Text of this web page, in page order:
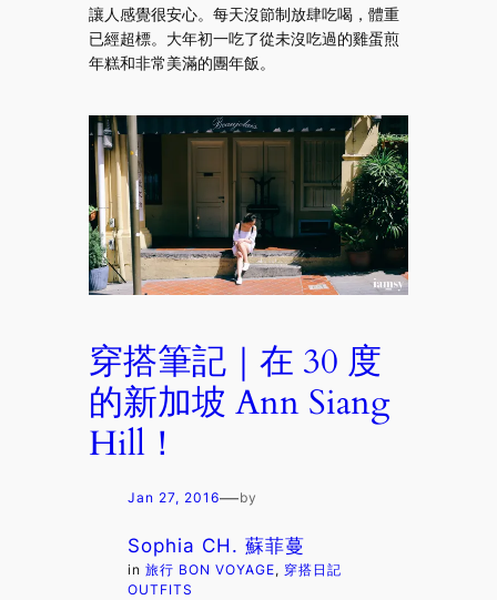
讓人感覺很安心。每天沒節制放肆吃喝，體重
已經超標。大年初一吃了從未沒吃過的雞蛋煎
年糕和非常美滿的團年飯。
穿搭筆記｜在 30 度
的新加坡 Ann Siang
Hill！
Jan 27, 2016—by
Sophia CH. 蘇菲蔓
in旅行 BON VOYAGE, 穿搭日記
OUTFITS